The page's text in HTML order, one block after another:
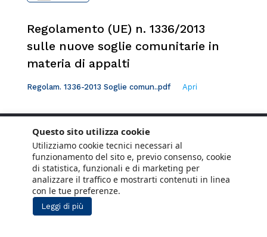
Regolamento (UE) n. 1336/2013
sulle nuove soglie comunitarie in
materia di appalti
Regolam. 1336-2013 Soglie comun..pdf Apri
Questo sito utilizza cookie
Utilizziamo cookie tecnici necessari al
funzionamento del sito e, previo consenso, cookie
di statistica, funzionali e di marketing per
analizzare il traffico e mostrarti contenuti in linea
con le tue preferenze.
Leggi di più